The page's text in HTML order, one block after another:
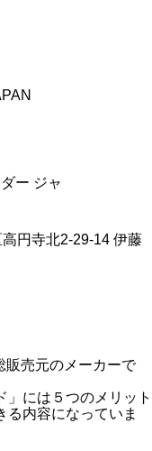
円寺北2-29-14 伊藤
販売元のメーカーで
」には５つのメリット
る内容になっていま